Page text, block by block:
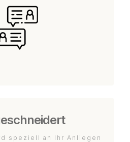
speziell an Ihr Anliegen